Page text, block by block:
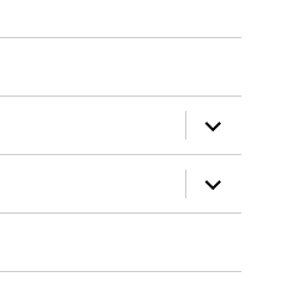
ouvrir
le
sous-
menu
ouvrir
le
sous-